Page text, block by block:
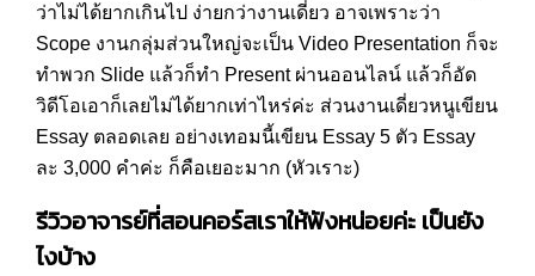
ว่าไม่ได้ยากเกินไป ง่ายกว่างานเดี่ยว อาจเพราะว่า
Scope งานกลุ่มส่วนใหญ่จะเป็น Video Presentation ก็จะ
ทำพวก Slide แล้วก็ทำ Present ผ่านออนไลน์ แล้วก็อัด
วิดีโอเอาก็เลยไม่ได้ยากเท่าไหร่ค่ะ ส่วนงานเดี่ยวหนูเขียน
Essay ตลอดเลย อย่างเทอมนี้เขียน Essay 5 ตัว Essay
ละ 3,000 คำค่ะ ก็คือเยอะมาก (หัวเราะ)
รีวิวอาจารย์ที่สอนคอร์สเราให้ฟังหน่อยค่ะ เป็นยัง
ไงบ้าง